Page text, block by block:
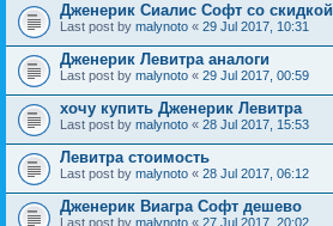
Дженерик Сиалис Софт со скидкой
Last post by malynoto « 29 Jul 2017, 10:31
Дженерик Левитра аналоги
Last post by malynoto « 29 Jul 2017, 00:59
хочу купить Дженерик Левитра
Last post by malynoto « 28 Jul 2017, 15:53
Левитра стоимость
Last post by malynoto « 28 Jul 2017, 06:12
Дженерик Виагра Софт дешево
Last post by malynoto « 27 Jul 2017, 20:02